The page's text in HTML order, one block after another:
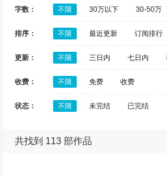
字数： 不限 30万以下 30-50万
排序： 不限 最近更新 订阅排行
更新： 不限 三日内 七日内
收费： 不限 免费 收费
状态： 不限 未完结 已完结
共找到 113 部作品